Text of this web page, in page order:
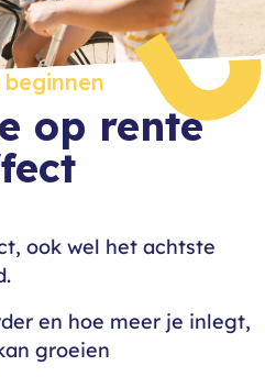
op rente
ook wel het achtste
en hoe meer je inlegt,
groeien